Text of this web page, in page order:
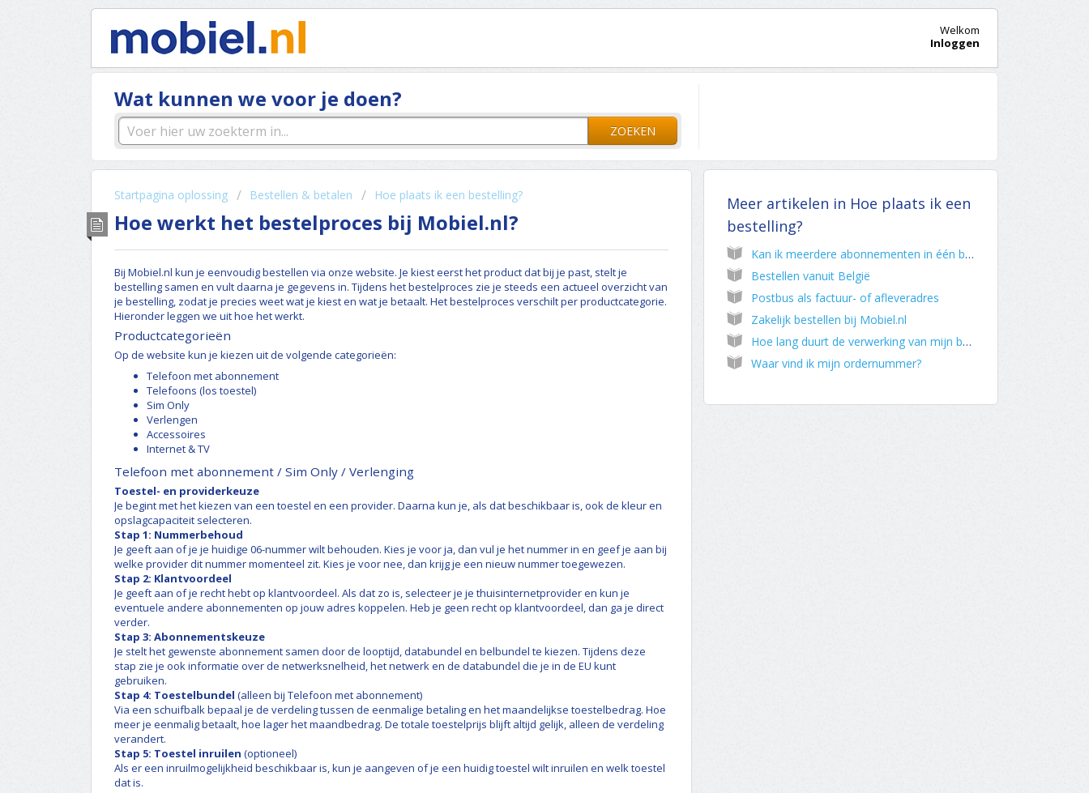
Welkom
Inloggen
Wat kunnen we voor je doen?
ZOEKEN
Startpagina oplossing Bestellen & betalen Hoe plaats ik een bestelling?
Hoe werkt het bestelproces bij Mobiel.nl?
Bij Mobiel.nl kun je eenvoudig bestellen via onze website. Je kiest eerst het product dat bij je past, stelt je
bestelling samen en vult daarna je gegevens in. Tijdens het bestelproces zie je steeds een actueel overzicht van
je bestelling, zodat je precies weet wat je kiest en wat je betaalt. Het bestelproces verschilt per productcategorie.
Hieronder leggen we uit hoe het werkt.
Productcategorieën
Op de website kun je kiezen uit de volgende categorieën:
Telefoon met abonnement
Telefoons (los toestel)
Sim Only
Verlengen
Accessoires
Internet & TV
Telefoon met abonnement / Sim Only / Verlenging
Toestel- en providerkeuze
Je begint met het kiezen van een toestel en een provider. Daarna kun je, als dat beschikbaar is, ook de kleur en
opslagcapaciteit selecteren.
Stap 1: Nummerbehoud
Je geeft aan of je je huidige 06-nummer wilt behouden. Kies je voor ja, dan vul je het nummer in en geef je aan bij
welke provider dit nummer momenteel zit. Kies je voor nee, dan krijg je een nieuw nummer toegewezen.
Stap 2: Klantvoordeel
Je geeft aan of je recht hebt op klantvoordeel. Als dat zo is, selecteer je je thuisinternetprovider en kun je
eventuele andere abonnementen op jouw adres koppelen. Heb je geen recht op klantvoordeel, dan ga je direct
verder.
Stap 3: Abonnementskeuze
Je stelt het gewenste abonnement samen door de looptijd, databundel en belbundel te kiezen. Tijdens deze
stap zie je ook informatie over de netwerksnelheid, het netwerk en de databundel die je in de EU kunt
gebruiken.
Stap 4: Toestelbundel (alleen bij Telefoon met abonnement)
Via een schuifbalk bepaal je de verdeling tussen de eenmalige betaling en het maandelijkse toestelbedrag. Hoe
meer je eenmalig betaalt, hoe lager het maandbedrag. De totale toestelprijs blijft altijd gelijk, alleen de verdeling
verandert.
Stap 5: Toestel inruilen (optioneel)
Als er een inruilmogelijkheid beschikbaar is, kun je aangeven of je een huidig toestel wilt inruilen en welk toestel
dat is.
Meer artikelen in Hoe plaats ik een
bestelling?
Kan ik meerdere abonnementen in één bestelling plaatsen?
Bestellen vanuit België
Postbus als factuur- of afleveradres
Zakelijk bestellen bij Mobiel.nl
Hoe lang duurt de verwerking van mijn bestelling?
Waar vind ik mijn ordernummer?